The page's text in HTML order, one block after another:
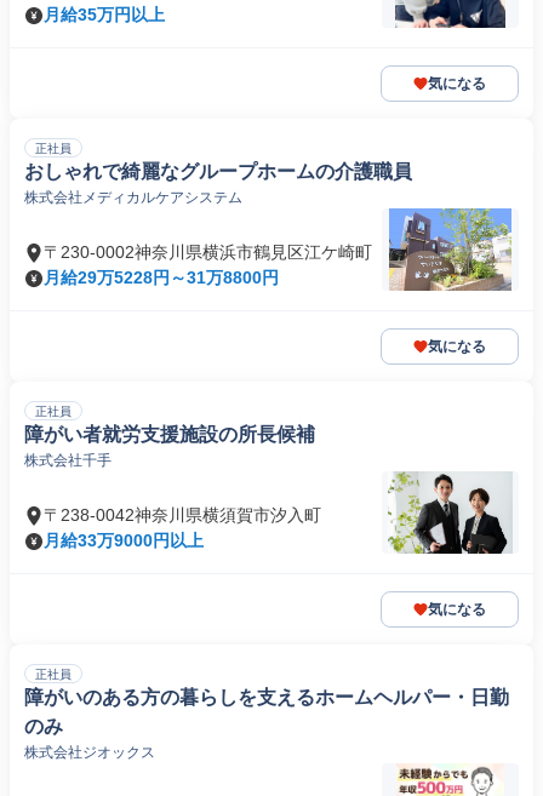
月給35万円以上
気になる
正社員
おしゃれで綺麗なグループホームの介護職員
株式会社メディカルケアシステム
〒230-0002神奈川県横浜市鶴見区江ケ崎町
月給29万5228円～31万8800円
気になる
正社員
障がい者就労支援施設の所長候補
株式会社千手
〒238-0042神奈川県横須賀市汐入町
月給33万9000円以上
気になる
正社員
障がいのある方の暮らしを支えるホームヘルパー・日勤
のみ
株式会社ジオックス